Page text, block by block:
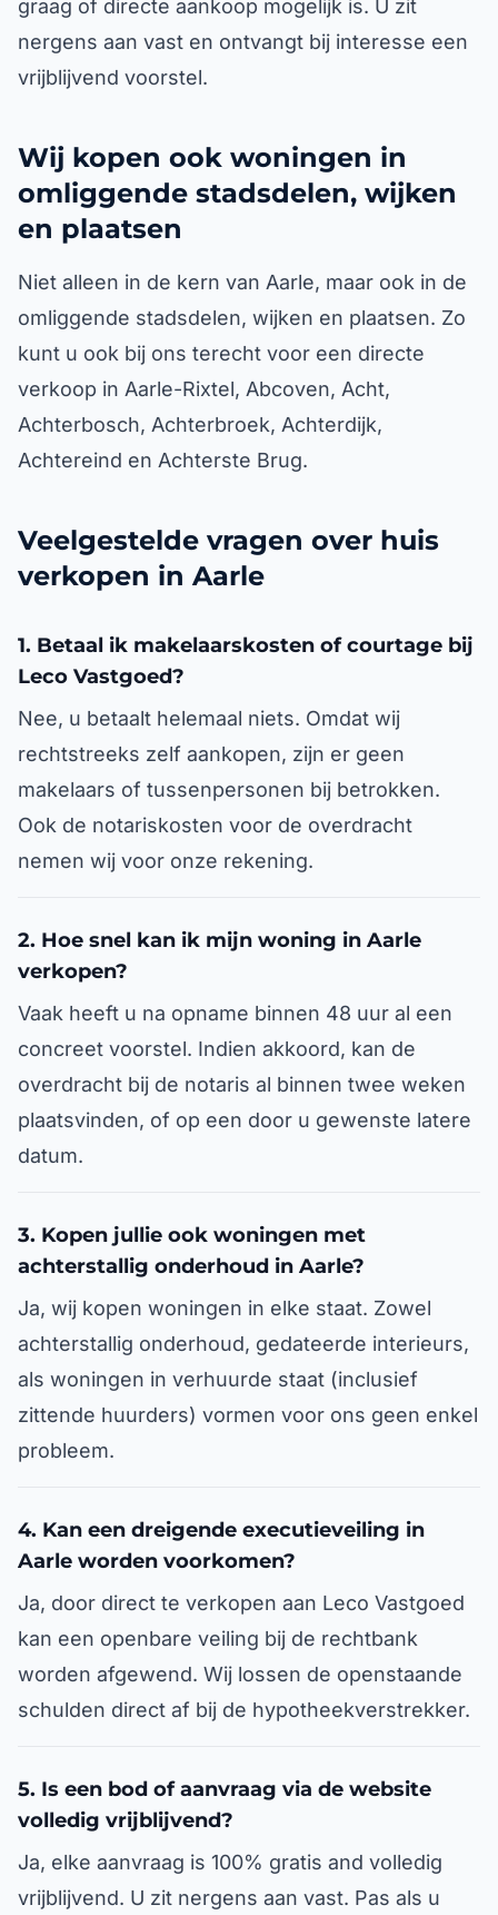
graag of directe aankoop mogelijk is. U zit
nergens aan vast en ontvangt bij interesse een
vrijblijvend voorstel.
Wij kopen ook woningen in
omliggende stadsdelen, wijken
en plaatsen
Niet alleen in de kern van Aarle, maar ook in de
omliggende stadsdelen, wijken en plaatsen. Zo
kunt u ook bij ons terecht voor een directe
verkoop in Aarle-Rixtel, Abcoven, Acht,
Achterbosch, Achterbroek, Achterdijk,
Achtereind en Achterste Brug.
Veelgestelde vragen over huis
verkopen in Aarle
1. Betaal ik makelaarskosten of courtage bij
Leco Vastgoed?
Nee, u betaalt helemaal niets. Omdat wij
rechtstreeks zelf aankopen, zijn er geen
makelaars of tussenpersonen bij betrokken.
Ook de notariskosten voor de overdracht
nemen wij voor onze rekening.
2. Hoe snel kan ik mijn woning in Aarle
verkopen?
Vaak heeft u na opname binnen 48 uur al een
concreet voorstel. Indien akkoord, kan de
overdracht bij de notaris al binnen twee weken
plaatsvinden, of op een door u gewenste latere
datum.
3. Kopen jullie ook woningen met
achterstallig onderhoud in Aarle?
Ja, wij kopen woningen in elke staat. Zowel
achterstallig onderhoud, gedateerde interieurs,
als woningen in verhuurde staat (inclusief
zittende huurders) vormen voor ons geen enkel
probleem.
4. Kan een dreigende executieveiling in
Aarle worden voorkomen?
Ja, door direct te verkopen aan Leco Vastgoed
kan een openbare veiling bij de rechtbank
worden afgewend. Wij lossen de openstaande
schulden direct af bij de hypotheekverstrekker.
5. Is een bod of aanvraag via de website
volledig vrijblijvend?
Ja, elke aanvraag is 100% gratis and volledig
vrijblijvend. U zit nergens aan vast. Pas als u